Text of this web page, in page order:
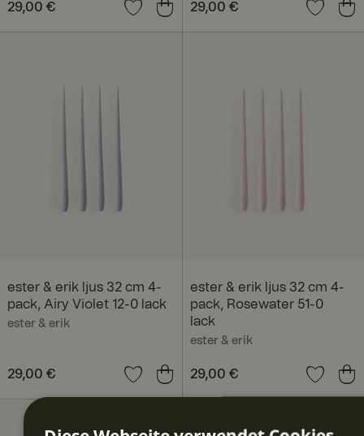
Preis: 29,00 €
29,00 € Preis: 29,00 €
29,00 €
ester & erik ljus 32 cm 4-
pack, Airy Violet 12-0 lack
ester & erik
Preis: 29,00 €
29,00 €
ester & erik ljus 32 cm 4-
pack, Rosewater 51-0
lack
ester & erik
Preis: 29,00 €
29,00 €